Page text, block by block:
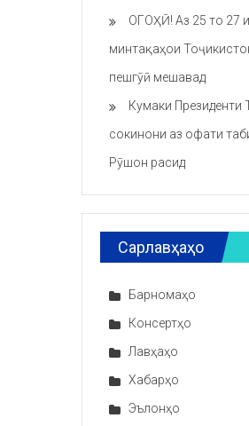
ОГОҲӢ! Аз 25 то 27
минтақаҳои
пешгӯӣ мешавад
Кумаки Президенти
сокинони аз офати
Рӯшон расид
Сарлавҳаҳо
Барномаҳо
Консертҳо
Лавҳаҳо
Хабарҳо
Эълонҳо